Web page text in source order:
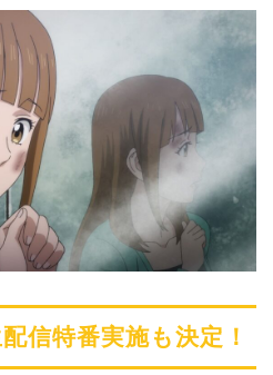
信特番実施も決定！